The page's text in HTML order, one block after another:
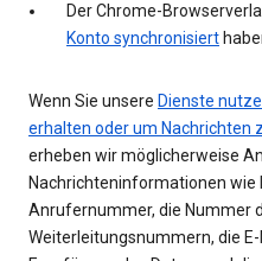
Der Chrome-
Konto synchronisiert
Wenn Sie unsere Dienste
erhalten oder um Nachrichten
erheben wir möglicherweise
Nachrichteninformationen wie
Anrufernummer, die Nummer
Weiterleitungsnummern, die